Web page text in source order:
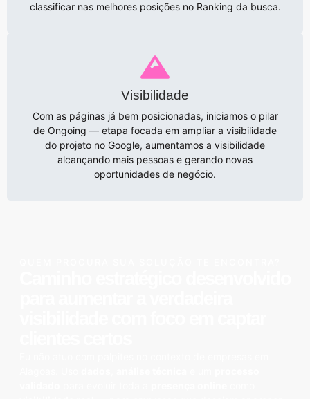
classificar nas melhores posições no Ranking da busca.
Visibilidade
Com as páginas já bem posicionadas, iniciamos o pilar
de Ongoing — etapa focada em ampliar a visibilidade
do projeto no Google, aumentamos a visibilidade
alcançando mais pessoas e gerando novas
oportunidades de negócio.